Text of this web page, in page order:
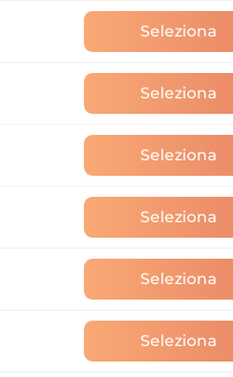
Seleziona
Seleziona
Seleziona
Seleziona
Seleziona
Seleziona